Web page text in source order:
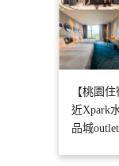
【桃園
近Xpark
品城